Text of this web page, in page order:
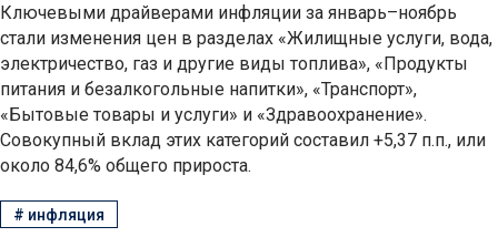
Ключевыми драйверами инфляции за январь–ноябрь
стали изменения цен в разделах «Жилищные услуги, вода,
электричество, газ и другие виды топлива», «Продукты
питания и безалкогольные напитки», «Транспорт»,
«Бытовые товары и услуги» и «Здравоохранение».
Совокупный вклад этих категорий составил +5,37 п.п., или
около 84,6% общего прироста.
# инфляция